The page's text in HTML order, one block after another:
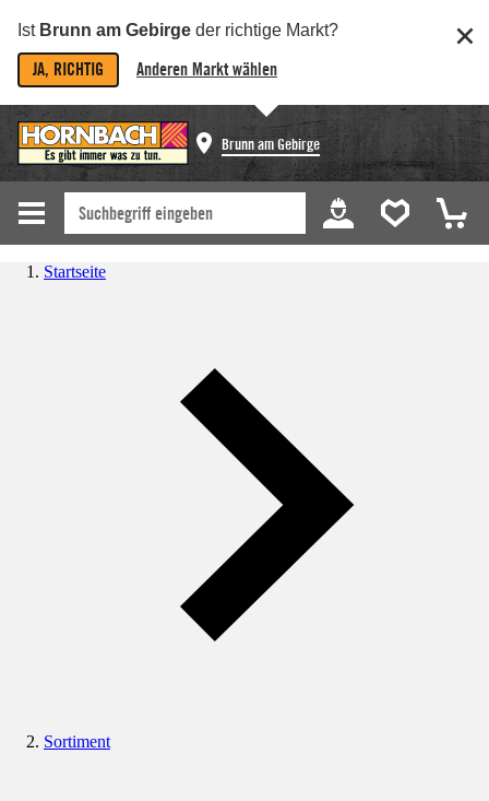
Ist Brunn am Gebirge der richtige Markt?
JA, RICHTIG Anderen Markt wählen
Brunn am Gebirge
Startseite
Sortiment